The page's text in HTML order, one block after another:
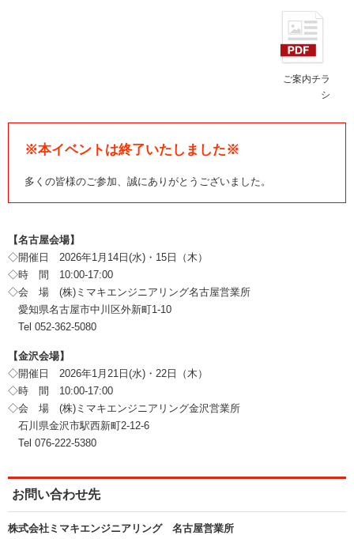
ご案内チラ
シ
※本イベントは終了いたしました※
多くの皆様のご参加、誠にありがとうございました。
【名古屋会場】
◇開催日 2026年1月14日(水)・15日（木）
◇時 間 10:00-17:00
◇会 場 (株)ミマキエンジニアリング名古屋営業所
愛知県名古屋市中川区外新町1-10
Tel 052-362-5080
【金沢会場】
◇開催日 2026年1月21日(水)・22日（木）
◇時 間 10:00-17:00
◇会 場 (株)ミマキエンジニアリング金沢営業所
石川県金沢市駅西新町2-12-6
Tel 076-222-5380
お問い合わせ先
株式会社ミマキエンジニアリング 名古屋営業所